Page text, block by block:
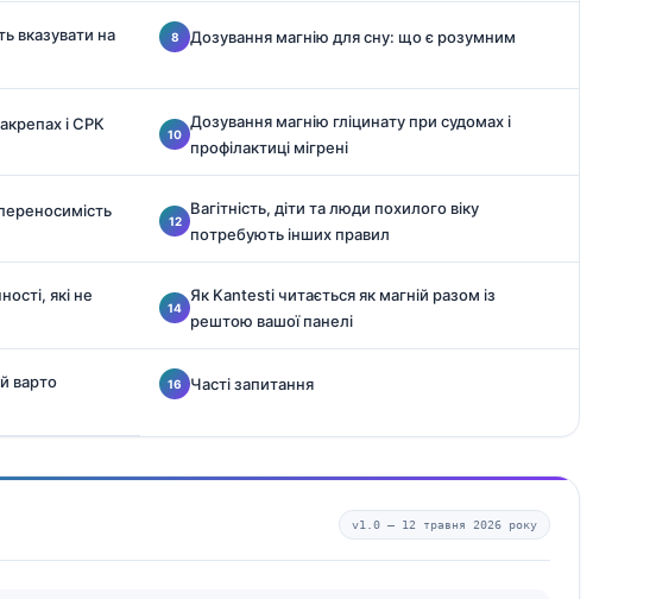
вказувати на
Дозування магнію для сну: що є розумним
і СРК
Дозування магнію гліцинату при судомах і
профілактиці мігрені
Вагітність, діти та люди похилого віку
потребують інших правил
які не
Як Kantesti читається як магній разом із
рештою вашої панелі
варто
Часті запитання
v1.0 — 12 травня 2026 року